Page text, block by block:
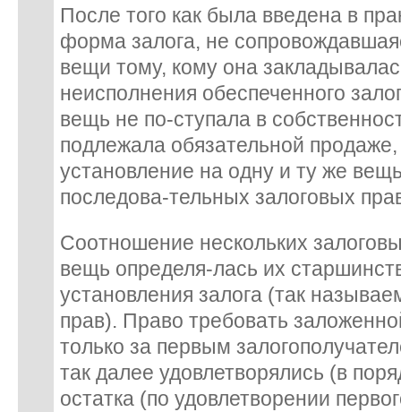
После того как была введена в
форма залога, не
вещи тому, кому она
неисполнения обеспеченного
вещь не по-ступала в
подлежала обязательной
установление на одну и ту же
последова-тельных залоговых
Соотношение нескольких
вещь определя-лась их
установления залога (так
прав). Право требовать
только за первым
так далее удовлетворялись (в
остатка (по удовлетворении